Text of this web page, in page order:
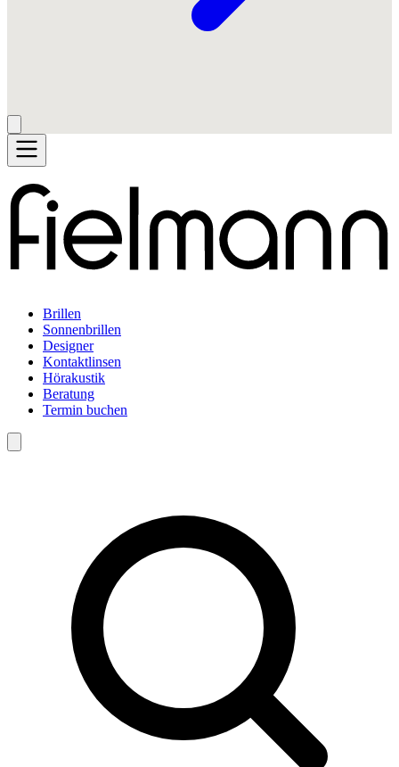
Brillen
Sonnenbrillen
Designer
Kontaktlinsen
Hörakustik
Beratung
Termin buchen